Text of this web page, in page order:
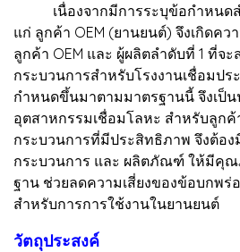
เนื่องจากมีการระบุข้อกำหนดส
แก่ ลูกค้า OEM (ยานยนต์) จึงเกิดค
ลูกค้า OEM และ ผู้ผลิตลำดับที่ 1 ที่จ
กระบวนการสำหรับโรงงานเชื่อมป
กำหนดขึ้นมาตามมาตรฐานนี้ จึงเป็
อุตสาหกรรมเชื่อมโลหะ สำหรับลูกค้
กระบวนการที่มีประสิทธิภาพ จึงต้อง
กระบวนการ และ ผลิตภัณฑ์ ให้มีคุ
ฐาน ช่วยลดความเสี่ยงของข้อบกพร่
สำหรับการการใช้งานในยานยนต์
วัตถุประสงค์